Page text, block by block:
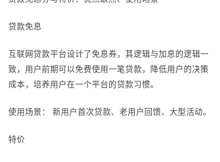
贷款免息
互联网贷款平台设计了免息券，其逻辑与加息的逻辑一
致，用户前期可以免费使用一笔贷款，降低用户的决策
成本，培养用户在一个平台的贷款习惯。
使用场景： 新用户首次贷款、老用户回馈、大型活动。
特价